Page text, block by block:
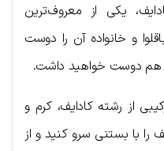
یکی از معروف‌ترین
و خانواده آن را دوست
هم دوست خواهید داشت.
از رشته کادایف، کرم و
با بستنی سرو کنید و از